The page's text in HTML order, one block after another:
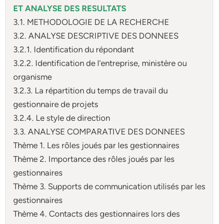
ET ANALYSE DES RESULTATS
3.1. METHODOLOGIE DE LA RECHERCHE
3.2. ANALYSE DESCRIPTIVE DES DONNEES
3.2.1. Identification du répondant
3.2.2. Identification de l’entreprise, ministère ou
organisme
3.2.3. La répartition du temps de travail du
gestionnaire de projets
3.2.4. Le style de direction
3.3. ANALYSE COMPARATIVE DES DONNEES
Thème 1. Les rôles joués par les gestionnaires
Thème 2. Importance des rôles joués par les
gestionnaires
Thème 3. Supports de communication utilisés par les
gestionnaires
Thème 4. Contacts des gestionnaires lors des